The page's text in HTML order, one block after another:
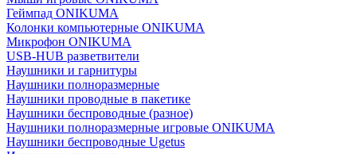
Геймпад ONIKUMA
Колонки компьютерные ONIKUMA
Микрофон ONIKUMA
USB-HUB разветвители
Наушники и гарнитуры
Наушники полноразмерные
Наушники проводные в пакетике
Наушники беспроводные (разное)
Наушники полноразмерные игровые ONIKUMA
Наушники беспроводные Ugetus